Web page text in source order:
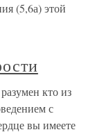
(5,6а) этой
кто из
с
вы имеете